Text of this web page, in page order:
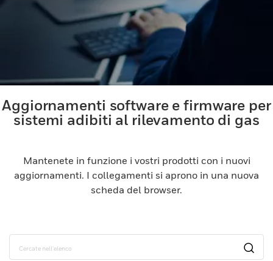
Aggiornamenti software e firmware per
sistemi adibiti al rilevamento di gas
Mantenete in funzione i vostri prodotti con i nuovi
aggiornamenti. I collegamenti si aprono in una nuova
scheda del browser.